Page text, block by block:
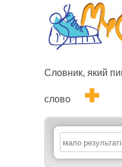
Словник, який
слово